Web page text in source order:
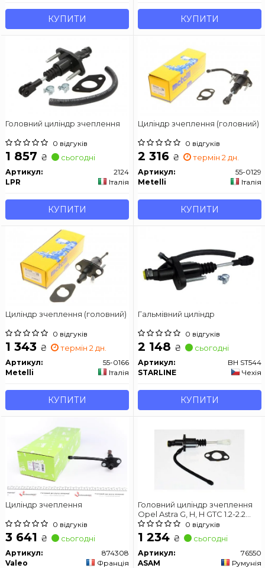
КУПИТИ КУПИТИ
Головний циліндр зчеплення
0 відгуків
1 857 ₴ сьогодні
Артикул:
2124
LPR
Італія
КУПИТИ
Циліндр зчеплення (головний)
0 відгуків
2 316 ₴ термін 2 дн.
Артикул:
55-0129
Metelli
Італія
КУПИТИ
Циліндр зчеплення (головний)
0 відгуків
1 343 ₴ термін 2 дн.
Артикул:
55-0166
Metelli
Італія
КУПИТИ
Гальмівний циліндр
0 відгуків
2 148 ₴ сьогодні
Артикул:
BH ST544
STARLINE
Чехія
КУПИТИ
Циліндр зчеплення
0 відгуків
3 641 ₴ сьогодні
Артикул:
874308
Valeo
Франція
Головний циліндр зчеплення
Opel Astra G, H, H GTC 1.2-2.2
02.98-
0 відгуків
1 234 ₴ сьогодні
Артикул:
76550
ASAM
Румунія